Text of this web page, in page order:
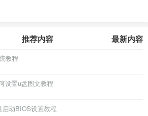
推荐内容 最新内容
教程
设置u盘图文教程
动BIOS设置教程